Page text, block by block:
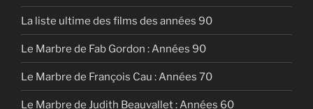
La liste ultime des films des années 90
Le Marbre de Fab Gordon : Années 90
Le Marbre de François Cau : Années 70
Le Marbre de Judith Beauvallet : Années 60